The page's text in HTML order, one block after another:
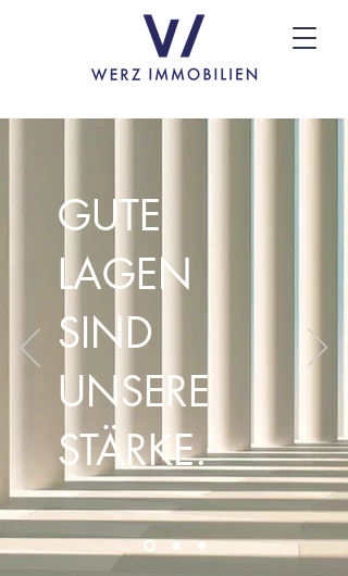
GUTE
LAGEN
SIND
UNSERE
STÄRKE.​